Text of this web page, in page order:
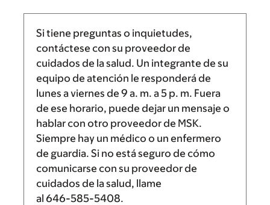
Si tiene preguntas o inquietudes,
contáctese con su proveedor de
cuidados de la salud. Un integrante de su
equipo de atención le responderá de
lunes a viernes de 9 a. m. a5 p. m. Fuera
de ese horario, puede dejar un mensaje o
hablar con otro proveedor de MSK.
Siempre hay un médico o un enfermero
de guardia. Si no está seguro de cómo
comunicarse con su proveedor de
cuidados de la salud, llame
al 646-585-5408.